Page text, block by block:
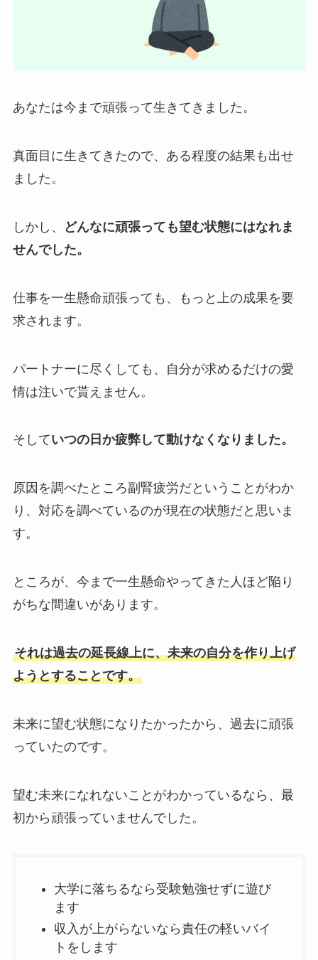
あなたは今まで頑張って生きてきました。
真面目に生きてきたので、ある程度の結果も出せ
ました。
しかし、
どんなに頑張っても望む状態にはなれま
せんでした。
仕事を一生懸命頑張っても、もっと上の成果を要
求されます。
パートナーに尽くしても、自分が求めるだけの愛
情は注いで貰えません。
そしていつの日か疲弊して動けなくなりました。
原因を調べたところ副腎疲労だということがわか
り、対応を調べているのが現在の状態だと思いま
す。
ところが、今まで一生懸命やってきた人ほど陥り
がちな間違いがあります。
それは過去の延長線上に、未来の自分を作り上げ
ようとすることです。
未来に望む状態になりたかったから、過去に頑張
っていたのです。
望む未来になれないことがわかっているなら、最
初から頑張っていませんでした。
大学に落ちるなら受験勉強せずに遊び
ます
収入が上がらないなら責任の軽いバイ
トをします